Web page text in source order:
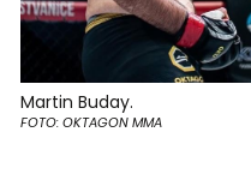
Martin Buday.
FOTO: OKTAGON MMA